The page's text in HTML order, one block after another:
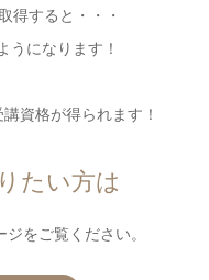
得すると・・・
うになります！
資格が得られます！
たい方は
をご覧ください。